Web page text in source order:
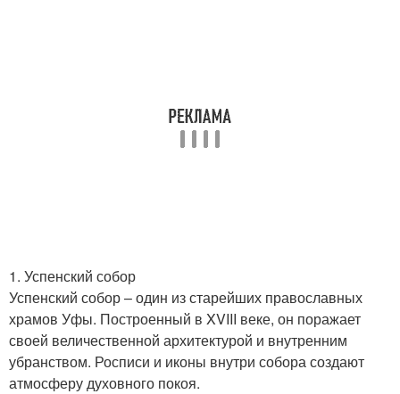
1. Успенский собор
Успенский собор – один из старейших православных
храмов Уфы. Построенный в XVIII веке, он поражает
своей величественной архитектурой и внутренним
убранством. Росписи и иконы внутри собора создают
атмосферу духовного покоя.